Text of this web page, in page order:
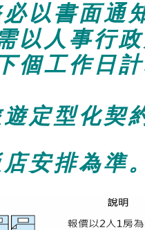
以書面通
以人事行
個工作日
定型化契
安排為準